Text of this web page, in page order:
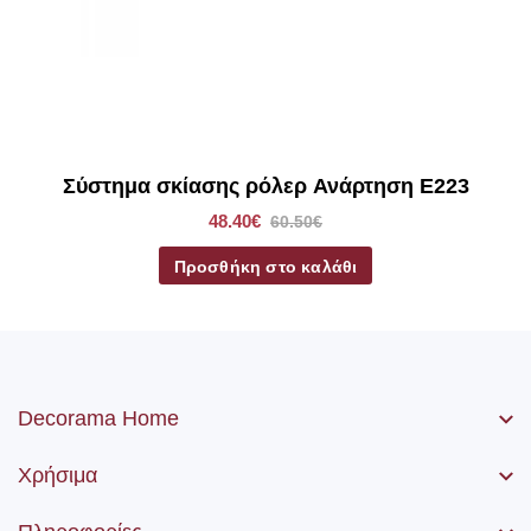
Σύστημα σκίασης ρόλερ Ανάρτηση E223
48.40€ 60.50€
Προσθήκη στο καλάθι
Decorama Home
Χρήσιμα